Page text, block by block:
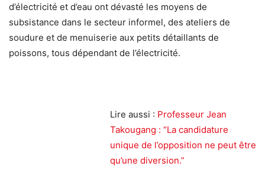
d’électricité et d’eau ont dévasté les moyens de
subsistance dans le secteur informel, des ateliers de
soudure et de menuiserie aux petits détaillants de
poissons, tous dépendant de l’électricité.
Lire aussi : Professeur Jean
Takougang : “La candidature
unique de l’opposition ne peut être
qu’une diversion.”